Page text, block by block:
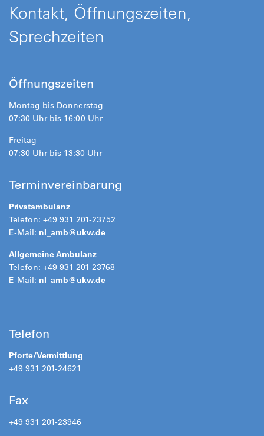
Kontakt, Öffnungszeiten,
Sprechzeiten
Öffnungszeiten
Montag bis Donnerstag
07:30 Uhr bis 16:00 Uhr
Freitag
07:30 Uhr bis 13:30 Uhr
Terminvereinbarung
Privatambulanz
Telefon: +49 931 201-23752
E-Mail: nl_amb@ukw.de
Allgemeine Ambulanz
Telefon: +49 931 201-23768
E-Mail: nl_amb@ukw.de
Telefon
Pforte/Vermittlung
+49 931 201-24621
Fax
+49 931 201-23946